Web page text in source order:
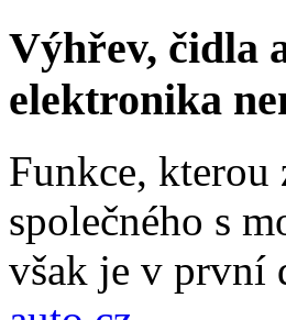
Výhřev, čidla
elektronika
Funkce, kterou
společného s
však je v první